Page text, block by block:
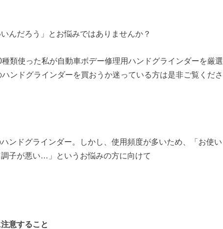
んだろう」とお悩みではありませんか？
類使った私が自動車ボデー修理用ハンドグラインダーを厳選
ンドグラインダーを買おうか迷っている方は是非ご覧くださ
ンドグラインダー。しかし、使用頻度が多いため、「お使い
子が悪い…」というお悩みの方に向けて
意すること